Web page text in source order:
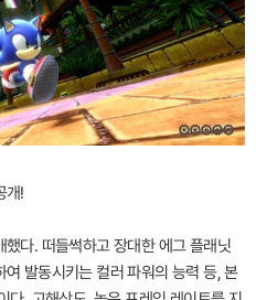
개!
다. 떠들썩하고 장대한 에그 플래닛
발동시키는 컬러 파워의 능력 등, 본